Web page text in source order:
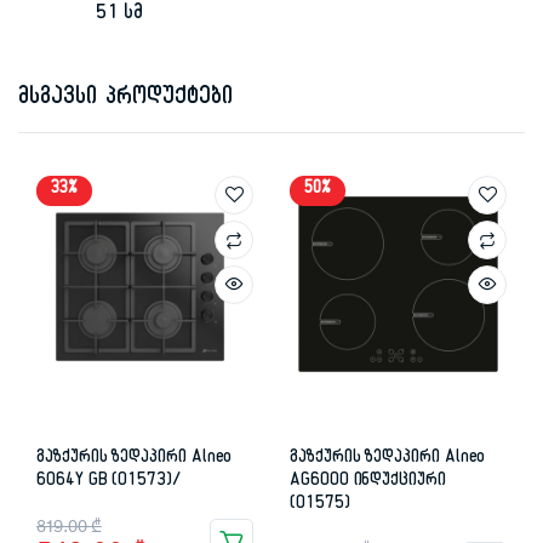
51 სმ
მსგავსი პროდუქტები
33%
გაზქურის ზედაპირი Alneo
6064Y GB (01573)/
819.00₾
Original
Current
50%
გაზქურის ზედაპირი Alneo
AG6000 ინდუქციური
(01575)